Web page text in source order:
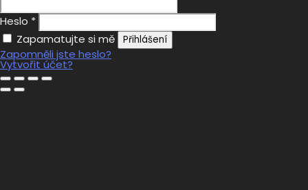
Heslo *
Zapamatujte si mě
Přihlášení
Zapomněli jste heslo?
Vytvořit účet?